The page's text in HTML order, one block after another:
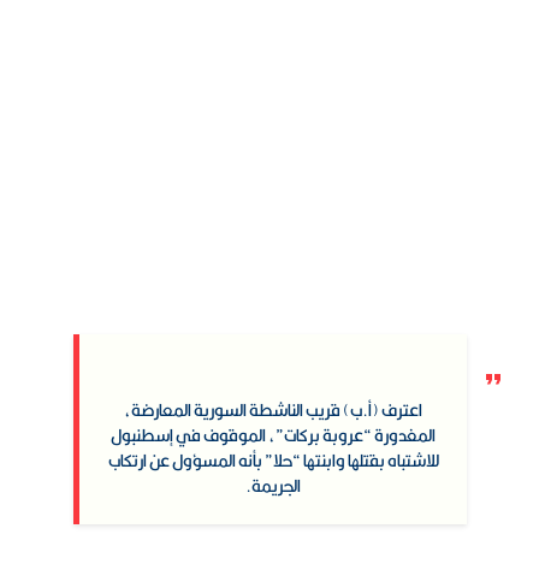
اعترف (أ.ب) قريب الناشطة السورية المعارضة،
المغدورة “عروبة بركات”، الموقوف في إسطنبول
للاشتباه بقتلها وابنتها “حلا” بأنه المسؤول عن ارتكاب
الجريمة.